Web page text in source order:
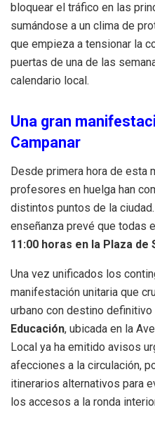
bloquear el tráfico en las
sumándose a un clima de
que empieza a tensionar la
puertas de una de las
calendario local.
Una gran
Campanar
Desde primera hora de esta
profesores en huelga han
distintos puntos de la
enseñanza prevé que todas
11:00 horas en la Plaza de
Una vez unificados los
manifestación unitaria que
urbano con destino definitivo
Educación, ubicada en la
Local ya ha emitido avisos
afecciones a la circulación,
itinerarios alternativos para
los accesos a la ronda